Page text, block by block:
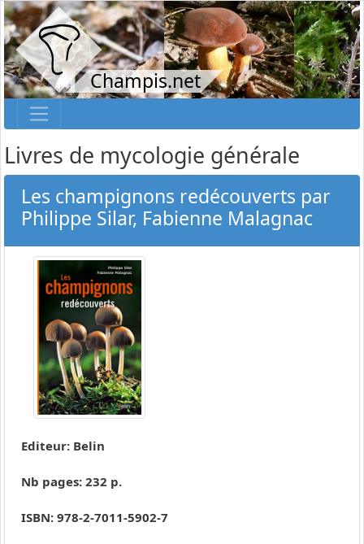
Champis.net
Livres de mycologie générale
Les champignons redécouverts par
Philippe Silar, Fabienne Malagnac
Editeur: Belin
Nb pages: 232 p.
ISBN: 978-2-7011-5902-7